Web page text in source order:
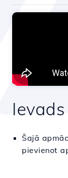
Ievads
Šajā
pievienot